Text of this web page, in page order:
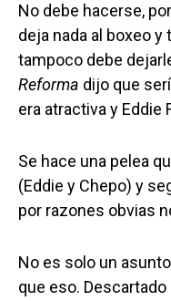
No debe hacerse,
deja nada al boxeo
tampoco debe
Reforma dijo que
era atractiva y Eddie
Se hace una pelea
(Eddie y Chepo) y
por razones obvias
No es solo un
que eso.